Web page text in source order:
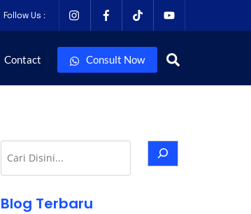
Follow Us :
Contact Consult Now
Cari
Blog Terbaru